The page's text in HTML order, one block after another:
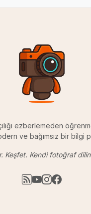
ezberlemeden
ve bağımsız bir bilgi
Keşfet. Kendi fotoğraf